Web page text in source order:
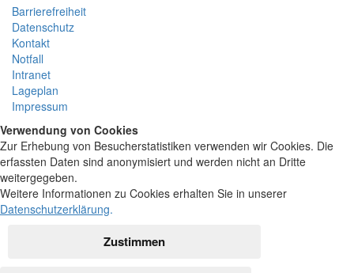
Barrierefreiheit
Datenschutz
Kontakt
Notfall
Intranet
Lageplan
Impressum
Verwendung von Cookies
Zur Erhebung von Besucherstatistiken verwenden wir Cookies. Die
erfassten Daten sind anonymisiert und werden nicht an Dritte
weitergegeben.
Weitere Informationen zu Cookies erhalten Sie in unserer
Datenschutzerklärung.
Zustimmen